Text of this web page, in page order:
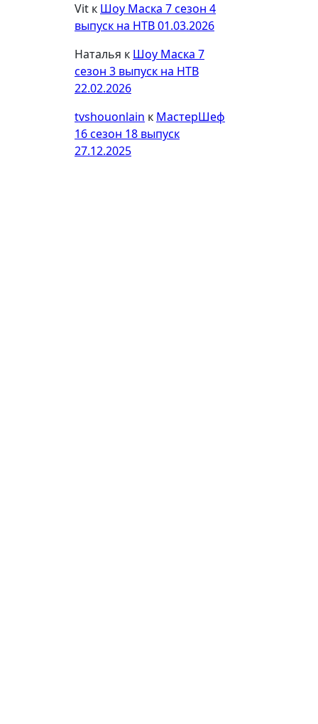
Vit к Шоу Маска 7 сезон 4
выпуск на НТВ 01.03.2026
Наталья к Шоу Маска 7
сезон 3 выпуск на НТВ
22.02.2026
tvshouonlain к МастерШеф
16 сезон 18 выпуск
27.12.2025